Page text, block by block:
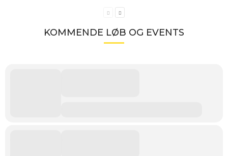
KOMMENDE LØB OG EVENTS